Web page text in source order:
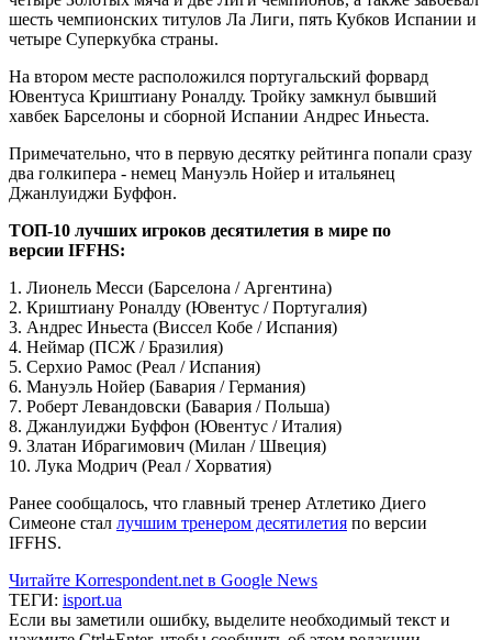
шесть чемпионских титулов Ла Лиги, пять Кубков Испании и
четыре Суперкубка страны.
На втором месте расположился португальский форвард
Ювентуса Криштиану Роналду. Тройку замкнул бывший
хавбек Барселоны и сборной Испании Андрес Иньеста.
Примечательно, что в первую десятку рейтинга попали сразу
два голкипера - немец Мануэль Нойер и итальянец
Джанлуиджи Буффон.
ТОП-10 лучших игроков десятилетия в мире по
версии IFFHS:
1. Лионель Месси (Барселона / Аргентина)
2. Криштиану Роналду (Ювентус / Португалия)
3. Андрес Иньеста (Виссел Кобе / Испания)
4. Неймар (ПСЖ / Бразилия)
5. Серхио Рамос (Реал / Испания)
6. Мануэль Нойер (Бавария / Германия)
7. Роберт Левандовски (Бавария / Польша)
8. Джанлуиджи Буффон (Ювентус / Италия)
9. Златан Ибрагимович (Милан / Швеция)
10. Лука Модрич (Реал / Хорватия)
Ранее сообщалось, что главный тренер Атлетико Диего
Симеоне стал лучшим тренером десятилетия по версии
IFFHS.
Читайте Korrespondent.net в Google News
ТЕГИ: isport.ua
Если вы заметили ошибку, выделите необходимый текст и